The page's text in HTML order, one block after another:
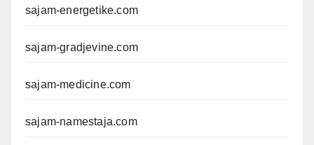
sajam-energetike.com
sajam-gradjevine.com
sajam-medicine.com
sajam-namestaja.com